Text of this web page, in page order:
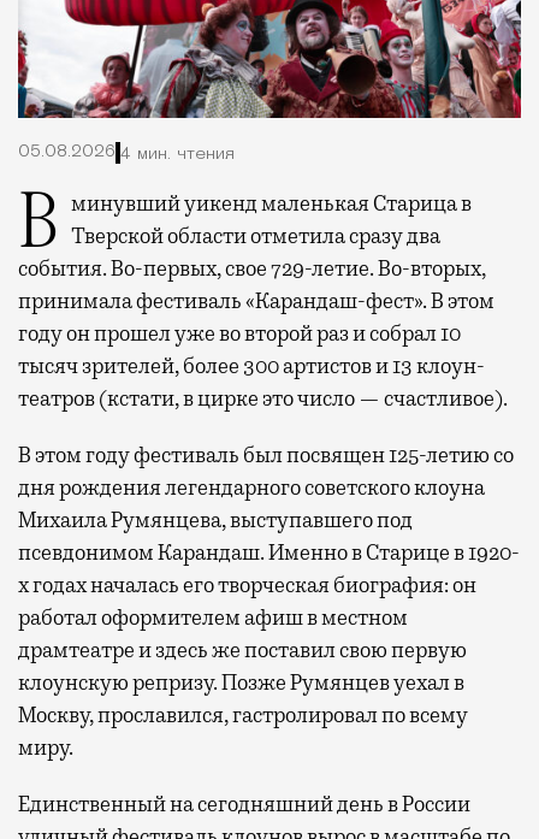
05.08.2026 4 мин. чтения
В минувший уикенд маленькая Старица в Тверской области отметила сразу два
события. Во-первых, свое 729-летие. Во-вторых,
принимала фестиваль «Карандаш-фест». В этом
году он прошел уже во второй раз и собрал 10
тысяч зрителей, более 300 артистов и 13 клоун-
театров (кстати, в цирке это число — счастливое).
В этом году фестиваль был посвящен 125-летию со
дня рождения легендарного советского клоуна
Михаила Румянцева, выступавшего под
псевдонимом Карандаш. Именно в Старице в 1920-
х годах началась его творческая биография: он
работал оформителем афиш в местном
драмтеатре и здесь же поставил свою первую
клоунскую репризу. Позже Румянцев уехал в
Москву, прославился, гастролировал по всему
миру.
Единственный на сегодняшний день в России